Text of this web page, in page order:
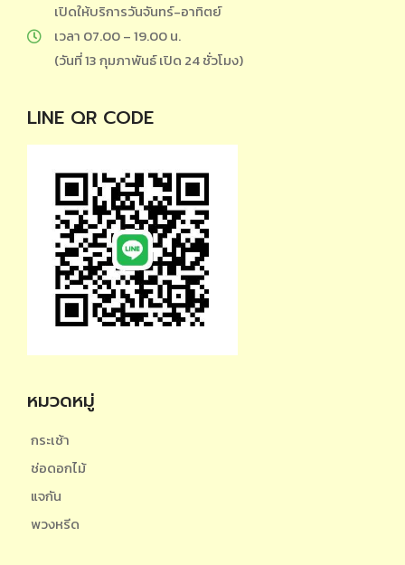
เปิดให้บริการวันจันทร์-อาทิตย์
เวลา 07.00 – 19.00 น.
(วันที่ 13 กุมภาพันธ์ เปิด 24 ชั่วโมง)
LINE QR CODE
หมวดหมู่
กระเช้า
ช่อดอกไม้
แจกัน
พวงหรีด